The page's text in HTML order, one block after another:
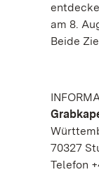
am 8.
Beide
70327
Telefon